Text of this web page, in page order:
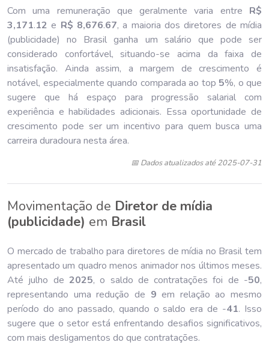
Com uma remuneração que geralmente varia entre R$
3,171.12 e R$ 8,676.67, a maioria dos diretores de mídia
(publicidade) no Brasil ganha um salário que pode ser
considerado confortável, situando-se acima da faixa de
insatisfação. Ainda assim, a margem de crescimento é
notável, especialmente quando comparada ao top 5%, o que
sugere que há espaço para progressão salarial com
experiência e habilidades adicionais. Essa oportunidade de
crescimento pode ser um incentivo para quem busca uma
carreira duradoura nesta área.
📅 Dados atualizados até 2025-07-31
Movimentação de Diretor de mídia
(publicidade) em Brasil
O mercado de trabalho para diretores de mídia no Brasil tem
apresentado um quadro menos animador nos últimos meses.
Até julho de 2025, o saldo de contratações foi de -50,
representando uma redução de 9 em relação ao mesmo
período do ano passado, quando o saldo era de -41. Isso
sugere que o setor está enfrentando desafios significativos,
com mais desligamentos do que contratações.